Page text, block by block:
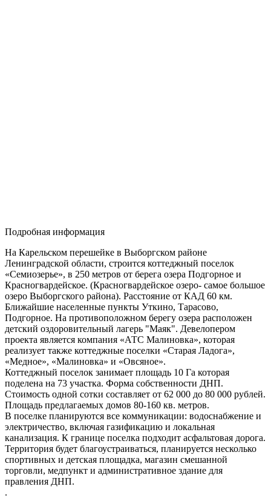
Подробная информация
На Карельском перешейке в Выборгском районе
Ленинградской области, строится коттеджный поселок
«Семиозерье», в 250 метров от берега озера Подгорное и
Красногвардейское. (Красногвардейское озеро- самое большое
озеро Выборгского района). Расстояние от КАД 60 км.
Ближайшие населенные пункты Уткино, Тарасово,
Подгорное. На противоположном берегу озера расположен
детский оздоровительный лагерь "Маяк". Девелопером
проекта является компания «АТС Малиновка», которая
реализует также коттеджные поселки «Старая Ладога»,
«Медное», «Малиновка» и «Овсяное».
Коттеджный поселок занимает площадь 10 Га которая
поделена на 73 участка. Форма собственности ДНП.
Стоимость одной сотки составляет от 62 000 до 80 000 рублей.
Площадь предлагаемых домов 80-160 кв. метров.
В поселке планируются все коммуникации: водоснабжение и
электричество, включая газификацию и локальная
канализация. К границе поселка подходит асфальтовая дорога.
Территория будет благоустраиваться, планируется несколько
спортивных и детская площадка, магазин смешанной
торговли, медпункт и административное здание для
правления ДНП.
.